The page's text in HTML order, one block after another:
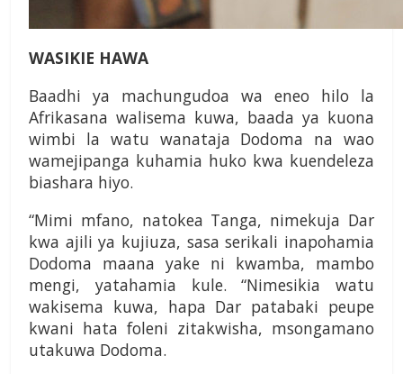
WASIKIE HAWA
Baadhi ya machungudoa wa eneo hilo la
Afrikasana walisema kuwa, baada ya kuona
wimbi la watu wanataja Dodoma na wao
wamejipanga kuhamia huko kwa kuendeleza
biashara hiyo.
“Mimi mfano, natokea Tanga, nimekuja Dar
kwa ajili ya kujiuza, sasa serikali inapohamia
Dodoma maana yake ni kwamba, mambo
mengi, yatahamia kule. “Nimesikia watu
wakisema kuwa, hapa Dar patabaki peupe
kwani hata foleni zitakwisha, msongamano
utakuwa Dodoma.